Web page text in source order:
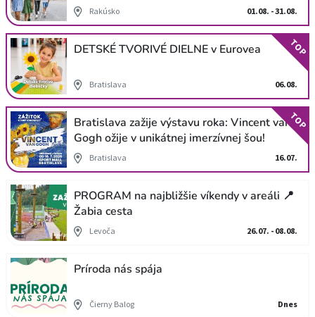
Rakúsko 01.08. - 31.08.
DETSKÉ TVORIVÉ DIELNE v Eurovea
Bratislava 06.08.
TOP
Bratislava zažije výstavu roka: Vincent van
Gogh ožije v unikátnej imerzívnej šou!
Bratislava 16.07.
TOP
PROGRAM na najbližšie víkendy v areáli 📍
Žabia cesta
Levoča 26.07. - 08.08.
Príroda nás spája
Čierny Balog Dnes